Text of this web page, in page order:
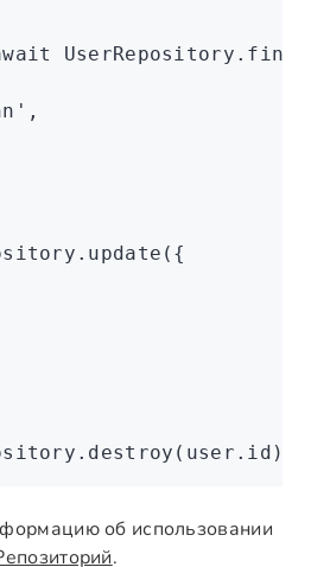
UserRepository
,
.update ({
.destroy ( user .id);
об использовании
.